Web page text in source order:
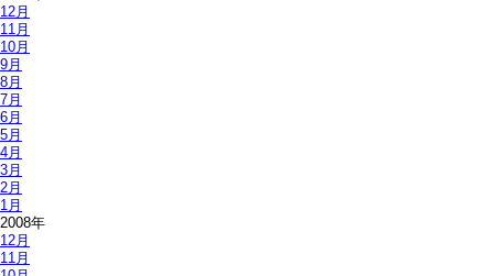
12月
11月
10月
9月
8月
7月
6月
5月
4月
3月
2月
1月
2008年
12月
11月